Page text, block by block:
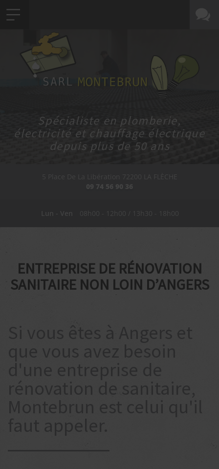
Spécialiste en plomberie,
électricité et chauffage électrique
depuis plus de 50 ans
09 74 56 90 36
Lun - Ven 08h00 - 12h00 / 13h30 - 18h00
ENTREPRISE DE RÉNOVATION
SANITAIRE NON LOIN D’ANGERS